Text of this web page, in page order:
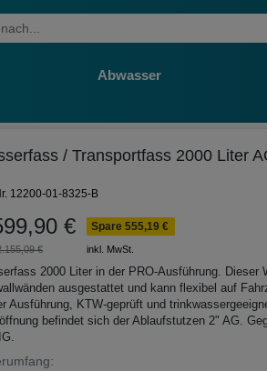
Abwasser
/ Transportfass 2000 Liter
12200-01-8325-B
€ Spare 555,19 €
€ inkl. MwSt.
2000 Liter in der PRO-Ausführung. Dieser
ausgestattet und kann flexibel auf
Ausführung, KTW-geprüft und
befindet sich der Ablaufstutzen 2" AG.